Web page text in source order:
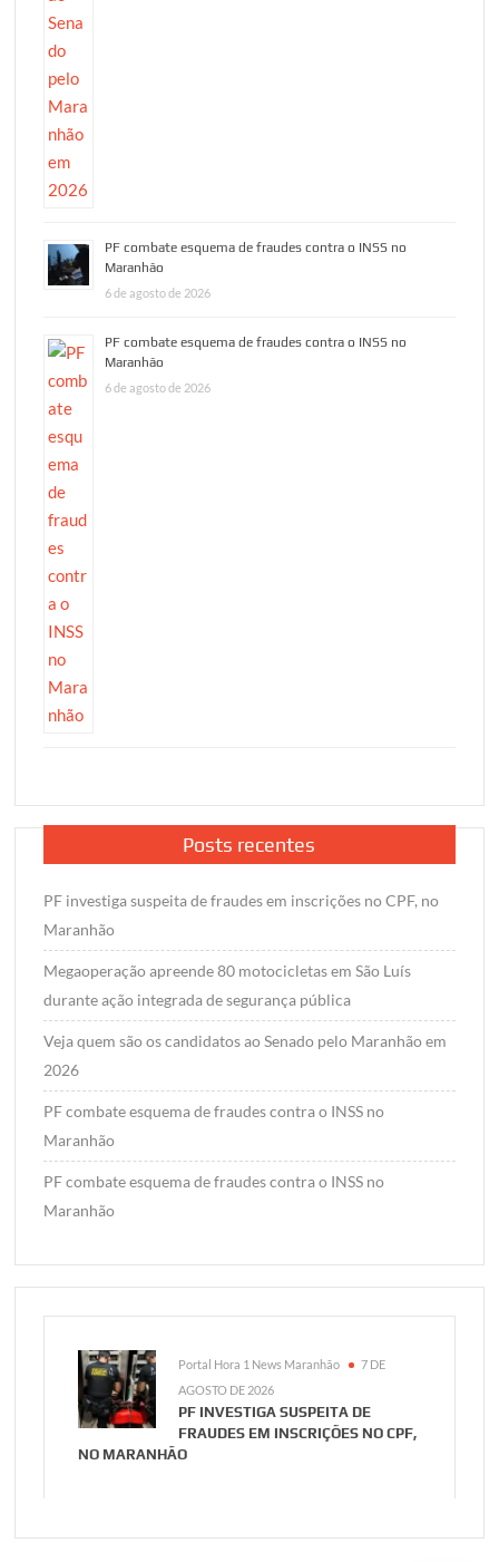
PF combate esquema de fraudes contra o INSS no
Maranhão
6 de agosto de 2026
PF combate esquema de fraudes contra o INSS no
Maranhão
6 de agosto de 2026
Posts recentes
PF investiga suspeita de fraudes em inscrições no CPF, no
Maranhão
Megaoperação apreende 80 motocicletas em São Luís
durante ação integrada de segurança pública
Veja quem são os candidatos ao Senado pelo Maranhão em
2026
PF combate esquema de fraudes contra o INSS no
Maranhão
PF combate esquema de fraudes contra o INSS no
Maranhão
Portal Hora 1 News Maranhão
7 DE
AGOSTO DE 2026
PF INVESTIGA SUSPEITA DE
FRAUDES EM INSCRIÇÕES NO CPF,
NO MARANHÃO